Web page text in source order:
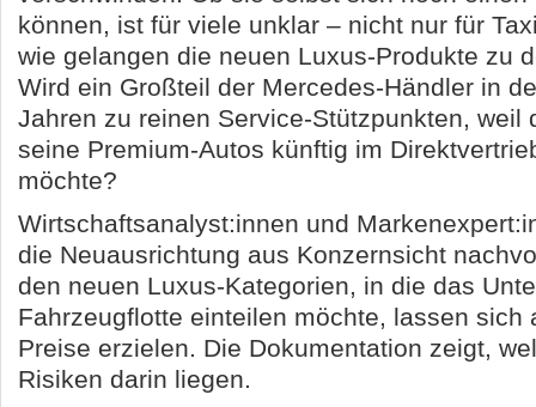
können, ist für viele unklar – nicht nur für
wie gelangen die neuen Luxus-Produkte zu
Wird ein Großteil der Mercedes-Händler in
Jahren zu reinen Service-Stützpunkten, weil
seine Premium-Autos künftig im
möchte?
Wirtschaftsanalyst:innen und
die Neuausrichtung aus Konzernsicht
den neuen Luxus-Kategorien, in die das
Fahrzeugflotte einteilen möchte, lassen sich
Preise erzielen. Die Dokumentation zeigt,
Risiken darin liegen.